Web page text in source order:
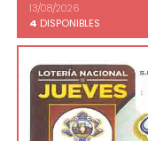
13/08/2026
4 DISPONIBLES